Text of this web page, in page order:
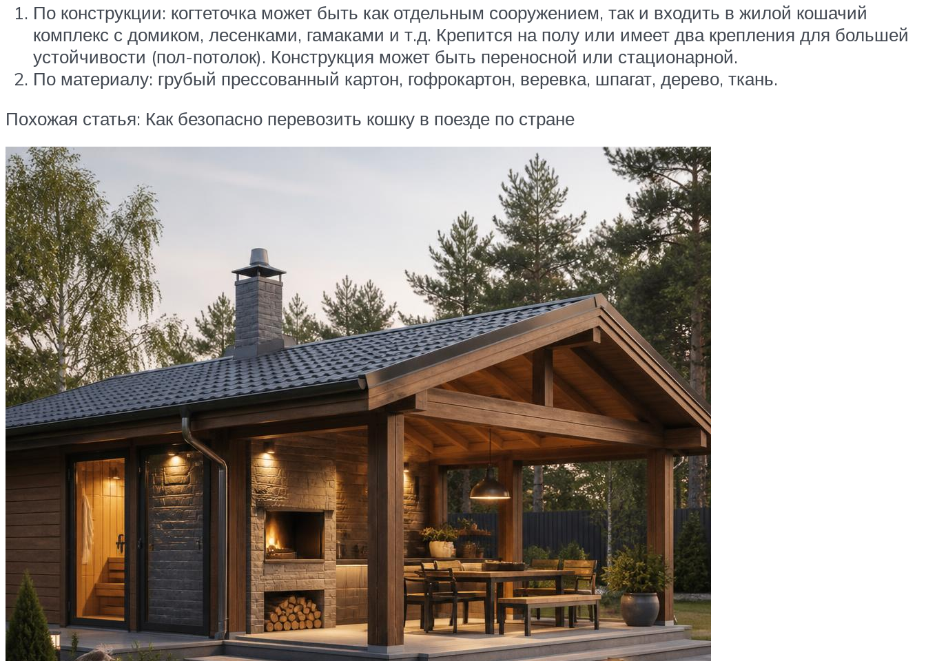
По конструкции: когтеточка может быть как отдельным сооружением, так и входить в жилой кошачий
комплекс с домиком, лесенками, гамаками и т.д. Крепится на полу или имеет два крепления для большей
устойчивости (пол-потолок). Конструкция может быть переносной или стационарной.
По материалу: грубый прессованный картон, гофрокартон, веревка, шпагат, дерево, ткань.
Похожая статья: Как безопасно перевозить кошку в поезде по стране